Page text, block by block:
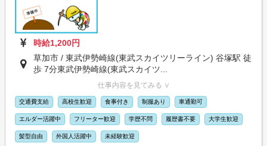
時給1,200円
草加市 / 東武伊勢崎線(東武スカイツリーライン) 谷塚駅 徒
歩 7分東武伊勢崎線(東武スカイツ...
仕事内容を見てみる ∨
交通費支給 高校生歓迎 食事付き 制服あり 車通勤可
エルダー活躍中 フリーター歓迎 学歴不問 履歴書不要 大学生歓迎
髪型自由 外国人活躍中 未経験歓迎